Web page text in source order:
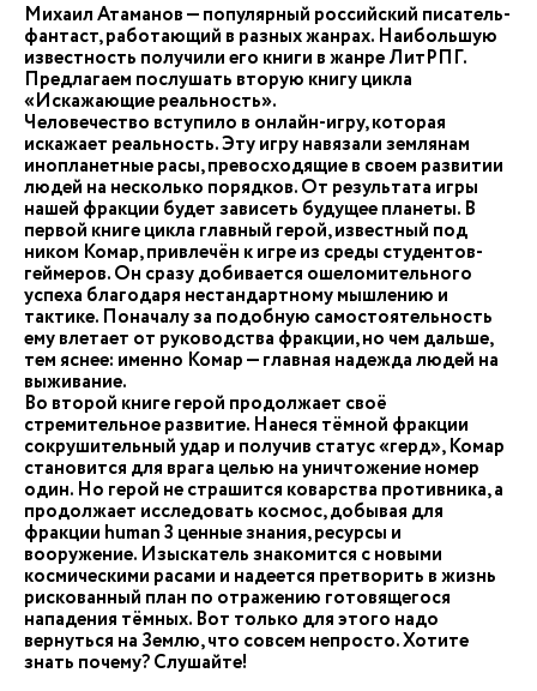
Михаил Атаманов — популярный российский писатель-
фантаст, работающий в разных жанрах. Наибольшую
известность получили его книги в жанре ЛитРПГ.
Предлагаем послушать вторую книгу цикла
«Искажающие реальность».
Человечество вступило в онлайн-игру, которая
искажает реальность. Эту игру навязали землянам
инопланетные расы, превосходящие в своем развитии
людей на несколько порядков. От результата игры
нашей фракции будет зависеть будущее планеты. В
первой книге цикла главный герой, известный под
ником Комар, привлечён к игре из среды студентов-
геймеров. Он сразу добивается ошеломительного
успеха благодаря нестандартному мышлению и
тактике. Поначалу за подобную самостоятельность
ему влетает от руководства фракции, но чем дальше,
тем яснее: именно Комар — главная надежда людей на
выживание.
Во второй книге герой продолжает своё
стремительное развитие. Нанеся тёмной фракции
сокрушительный удар и получив статус «герд», Комар
становится для врага целью на уничтожение номер
один. Но герой не страшится коварства противника, а
продолжает исследовать космос, добывая для
фракции human 3 ценные знания, ресурсы и
вооружение. Изыскатель знакомится с новыми
космическими расами и надеется претворить в жизнь
рискованный план по отражению готовящегося
нападения тёмных. Вот только для этого надо
вернуться на Землю, что совсем непросто. Хотите
знать почему? Слушайте!